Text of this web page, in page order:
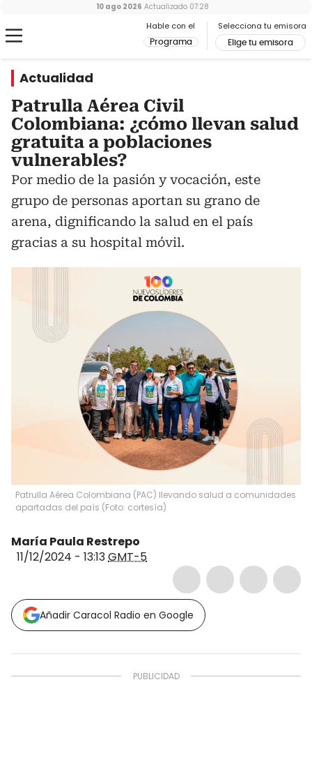
Hable con el
Programa
Selecciona tu emisora
Elige tu emisora
10 ago 2026 Actualizado 07:28
Actualidad
Patrulla Aérea Civil
Colombiana: ¿cómo llevan salud
gratuita a poblaciones
vulnerables?
Por medio de la pasión y vocación, este
grupo de personas aportan su grano de
arena, dignificando la salud en el país
gracias a su hospital móvil.
Patrulla Aérea Colombiana (PAC) llevando salud a comunidades
apartadas del país (Foto: cortesía)
María Paula Restrepo
11/12/2024 - 13:13GMT-5
Añadir Caracol Radio en Google